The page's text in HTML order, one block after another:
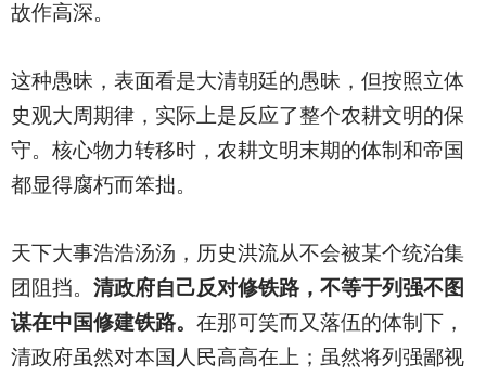
故作高深。
这种愚昧，表面看是大清朝廷的愚昧，但按照立体
史观大周期律，实际上是反应了整个农耕文明的保
守。核心物力转移时，农耕文明末期的体制和帝国
都显得腐朽而笨拙。
天下大事浩浩汤汤，历史洪流从不会被某个统治集
团阻挡。 清政府自己反对修铁路，不等于列强不图
谋在中国修建铁路。 在那可笑而又落伍的体制下，
清政府虽然对本国人民高高在上；虽然将列强鄙视